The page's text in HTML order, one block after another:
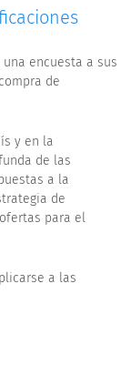
encuesta a sus
de
y en la
de las
a la
de
para el
a las